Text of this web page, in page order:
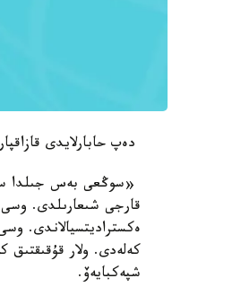
دەپ حابارلايدى
ەكستراديتسيالاندى.
كەلەدى. ولار قۇقىقتىق
شپەكبايەۆ.